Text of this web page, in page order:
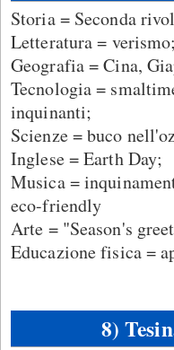
Storia = Seconda
Letteratura = verismo;
Geografia = Cina,
Tecnologia =
inquinanti;
Scienze = buco
Inglese = Earth Day;
Musica =
eco-friendly
Arte = "Season's
Educazione fisica =
8)